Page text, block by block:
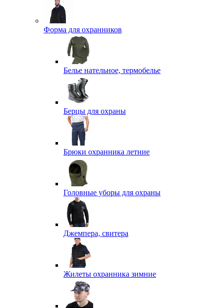
Форма для охранников
Белье нательное, термобелье
Берцы для охраны
Брюки охранника летние
Головные уборы для охраны
Джемпера, свитера
Жилеты охранника зимние